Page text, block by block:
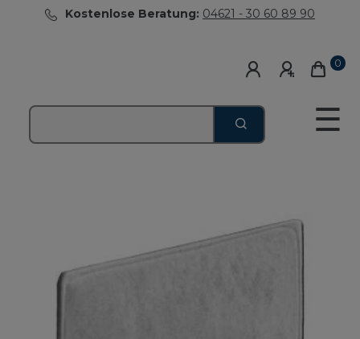
Kostenlose Beratung: 04621 - 30 60 89 90
0
☰